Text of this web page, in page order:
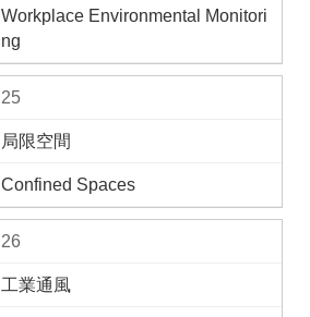
Workplace Environmental Monitori
ng
25
局限空間
Confined Spaces
26
工業通風